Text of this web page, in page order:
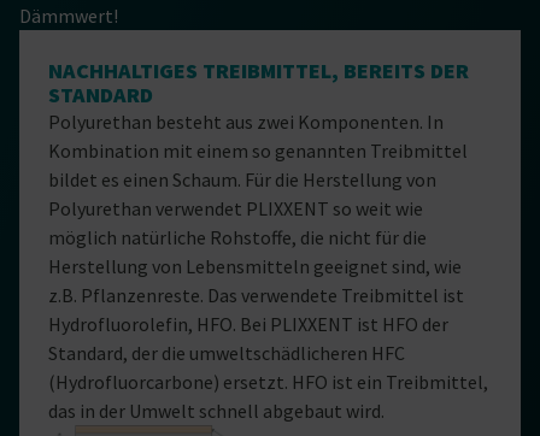
Dämmwert!
NACHHALTIGES TREIBMITTEL, BEREITS DER
STANDARD
Polyurethan besteht aus zwei Komponenten. In
Kombination mit einem so genannten Treibmittel
bildet es einen Schaum. Für die Herstellung von
Polyurethan verwendet PLIXXENT so weit wie
möglich natürliche Rohstoffe, die nicht für die
Herstellung von Lebensmitteln geeignet sind, wie
z.B. Pflanzenreste. Das verwendete Treibmittel ist
Hydrofluorolefin, HFO. Bei PLIXXENT ist HFO der
Standard, der die umweltschädlicheren HFC
(Hydrofluorcarbone) ersetzt. HFO ist ein Treibmittel,
das in der Umwelt schnell abgebaut wird.